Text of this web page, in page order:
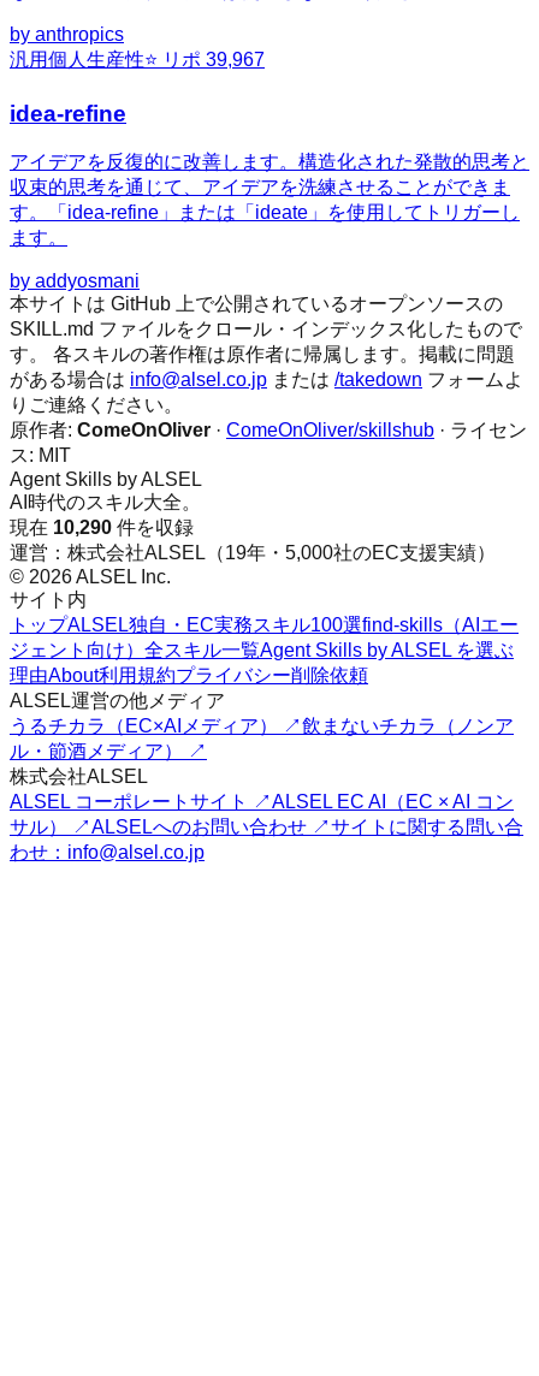
by anthropics
汎用個人生産性⭐ リポ 39,967
idea-refine
アイデアを反復的に改善します。構造化された発散的思考と
収束的思考を通じて、アイデアを洗練させることができま
す。「idea-refine」または「ideate」を使用してトリガーし
ます。
by addyosmani
本サイトは GitHub 上で公開されているオープンソースの
SKILL.md ファイルをクロール・インデックス化したもので
す。 各スキルの著作権は原作者に帰属します。掲載に問題
がある場合は info@alsel.co.jp または /takedown フォームよ
りご連絡ください。
原作者: ComeOnOliver · ComeOnOliver/skillshub · ライセン
ス: MIT
Agent Skills by ALSEL
AI時代のスキル大全。
現在 10,290 件を収録
運営：株式会社ALSEL（19年・5,000社のEC支援実績）
© 2026 ALSEL Inc.
サイト内
トップALSEL独自・EC実務スキル100選find-skills（AIエー
ジェント向け） 全スキル一覧Agent Skills by ALSEL を選ぶ
理由About利用規約プライバシー削除依頼
ALSEL運営の他メディア
うるチカラ（EC×AIメディア） ↗飲まないチカラ（ノンア
ル・節酒メディア） ↗
株式会社ALSEL
ALSEL コーポレートサイト ↗ALSEL EC AI（EC × AI コン
サル） ↗ALSELへのお問い合わせ ↗サイトに関する問い合
わせ：info@alsel.co.jp